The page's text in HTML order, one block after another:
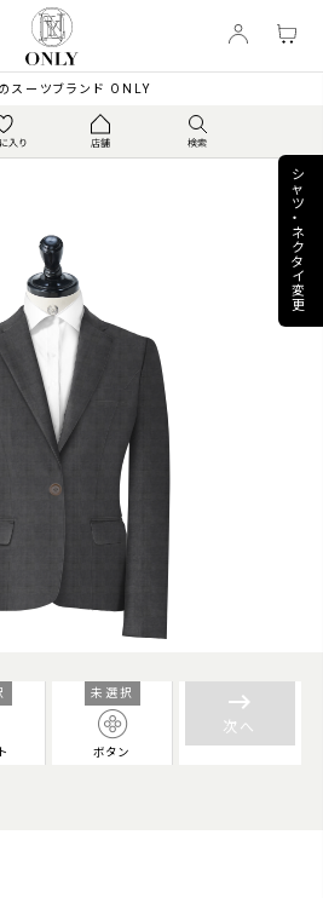
スーツブランド ONLYPRICE
シ
ャ
ツ
・
ネ
ク
タ
イ
変
更
ボタン
未選択 keyboard_backspace
次へ